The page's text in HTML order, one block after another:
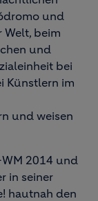
und
Welt, beim
und
bei
Künstlern im
und weisen
2014 und
in seiner
hautnah den